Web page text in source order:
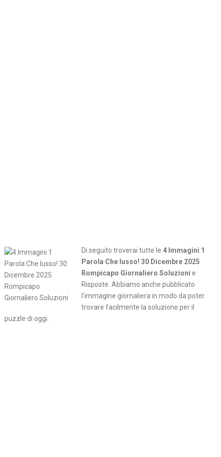
Di seguito troverai tutte le 4 Immagini 1
Parola Che lusso! 30 Dicembre 2025
Rompicapo Giornaliero Soluzioni e
Risposte. Abbiamo anche pubblicato
l’immagine giornaliera in modo da poter
trovare facilmente la soluzione per il
puzzle di oggi.